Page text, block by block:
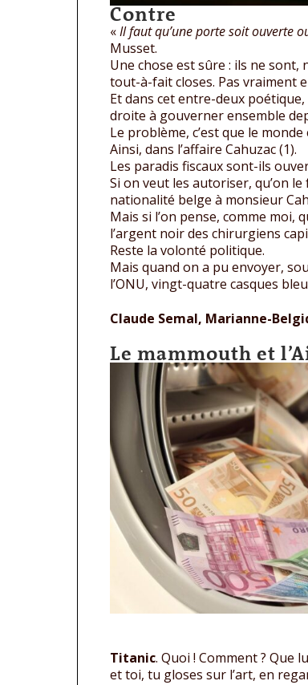
Contre
«Il faut qu’une porte soit ouverte
Musset.
Une chose est sûre : ils ne sont,
tout-à-fait closes. Pas vraiment
Et dans cet entre-deux
droite à gouverner ensemble
Le problème, c’est que le
Ainsi, dans l’affaire Cahuzac (1).
Les paradis fiscaux sont-ils
Si on veut les autoriser, qu’on
nationalité belge à monsieur
Mais si l’on pense, comme
l’argent noir des chirurgiens
Reste la volonté politique.
Mais quand on a pu envoyer,
l’ONU, vingt-quatre casques
Claude Semal, Marianne-
Le mammouth et
Titanic. Quoi ! Comment ? Que
et toi, tu gloses sur l’art, en